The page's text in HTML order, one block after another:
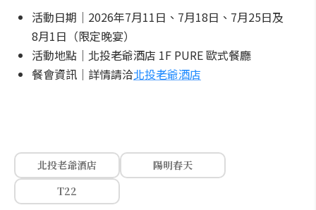
活動日期｜2026年7月11日、7月18日、7月25日及
8月1日（限定晚宴）
活動地點｜北投老爺酒店 1F PURE 歐式餐廳
餐會資訊｜詳情請洽北投老爺酒店
北投老爺酒店
陽明春天
T22